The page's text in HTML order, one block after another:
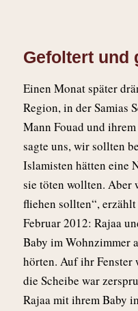
Gefoltert und
Einen Monat später
Region, in der Samias
Mann Fouad und
sagte uns, wir sollten
Islamisten hätten eine
sie töten wollten. Aber
fliehen sollten“,
Februar 2012: Rajaa
Baby im Wohnzimmer
hörten. Auf ihr Fenster
die Scheibe war
Rajaa mit ihrem Baby